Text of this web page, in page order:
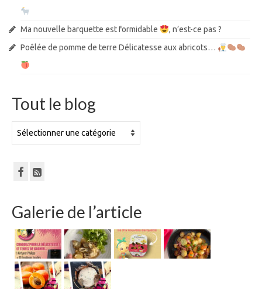
Ma nouvelle barquette est formidable
, n’est-ce pas ?
Poêlée de pomme de terre Délicatesse aux abricots…
Tout le blog
Tout
le
Galerie de l’article